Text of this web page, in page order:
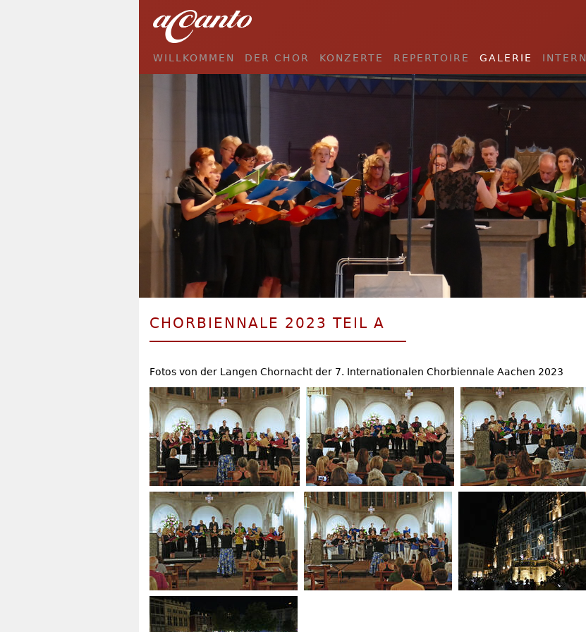
WILLKOMMEN DER CHOR KONZERTE REPERTOIRE GALERIE INTERN
CHORBIENNALE 2023 TEIL A
Fotos von der Langen Chornacht der 7. Internationalen Chorbiennale Aachen 2023